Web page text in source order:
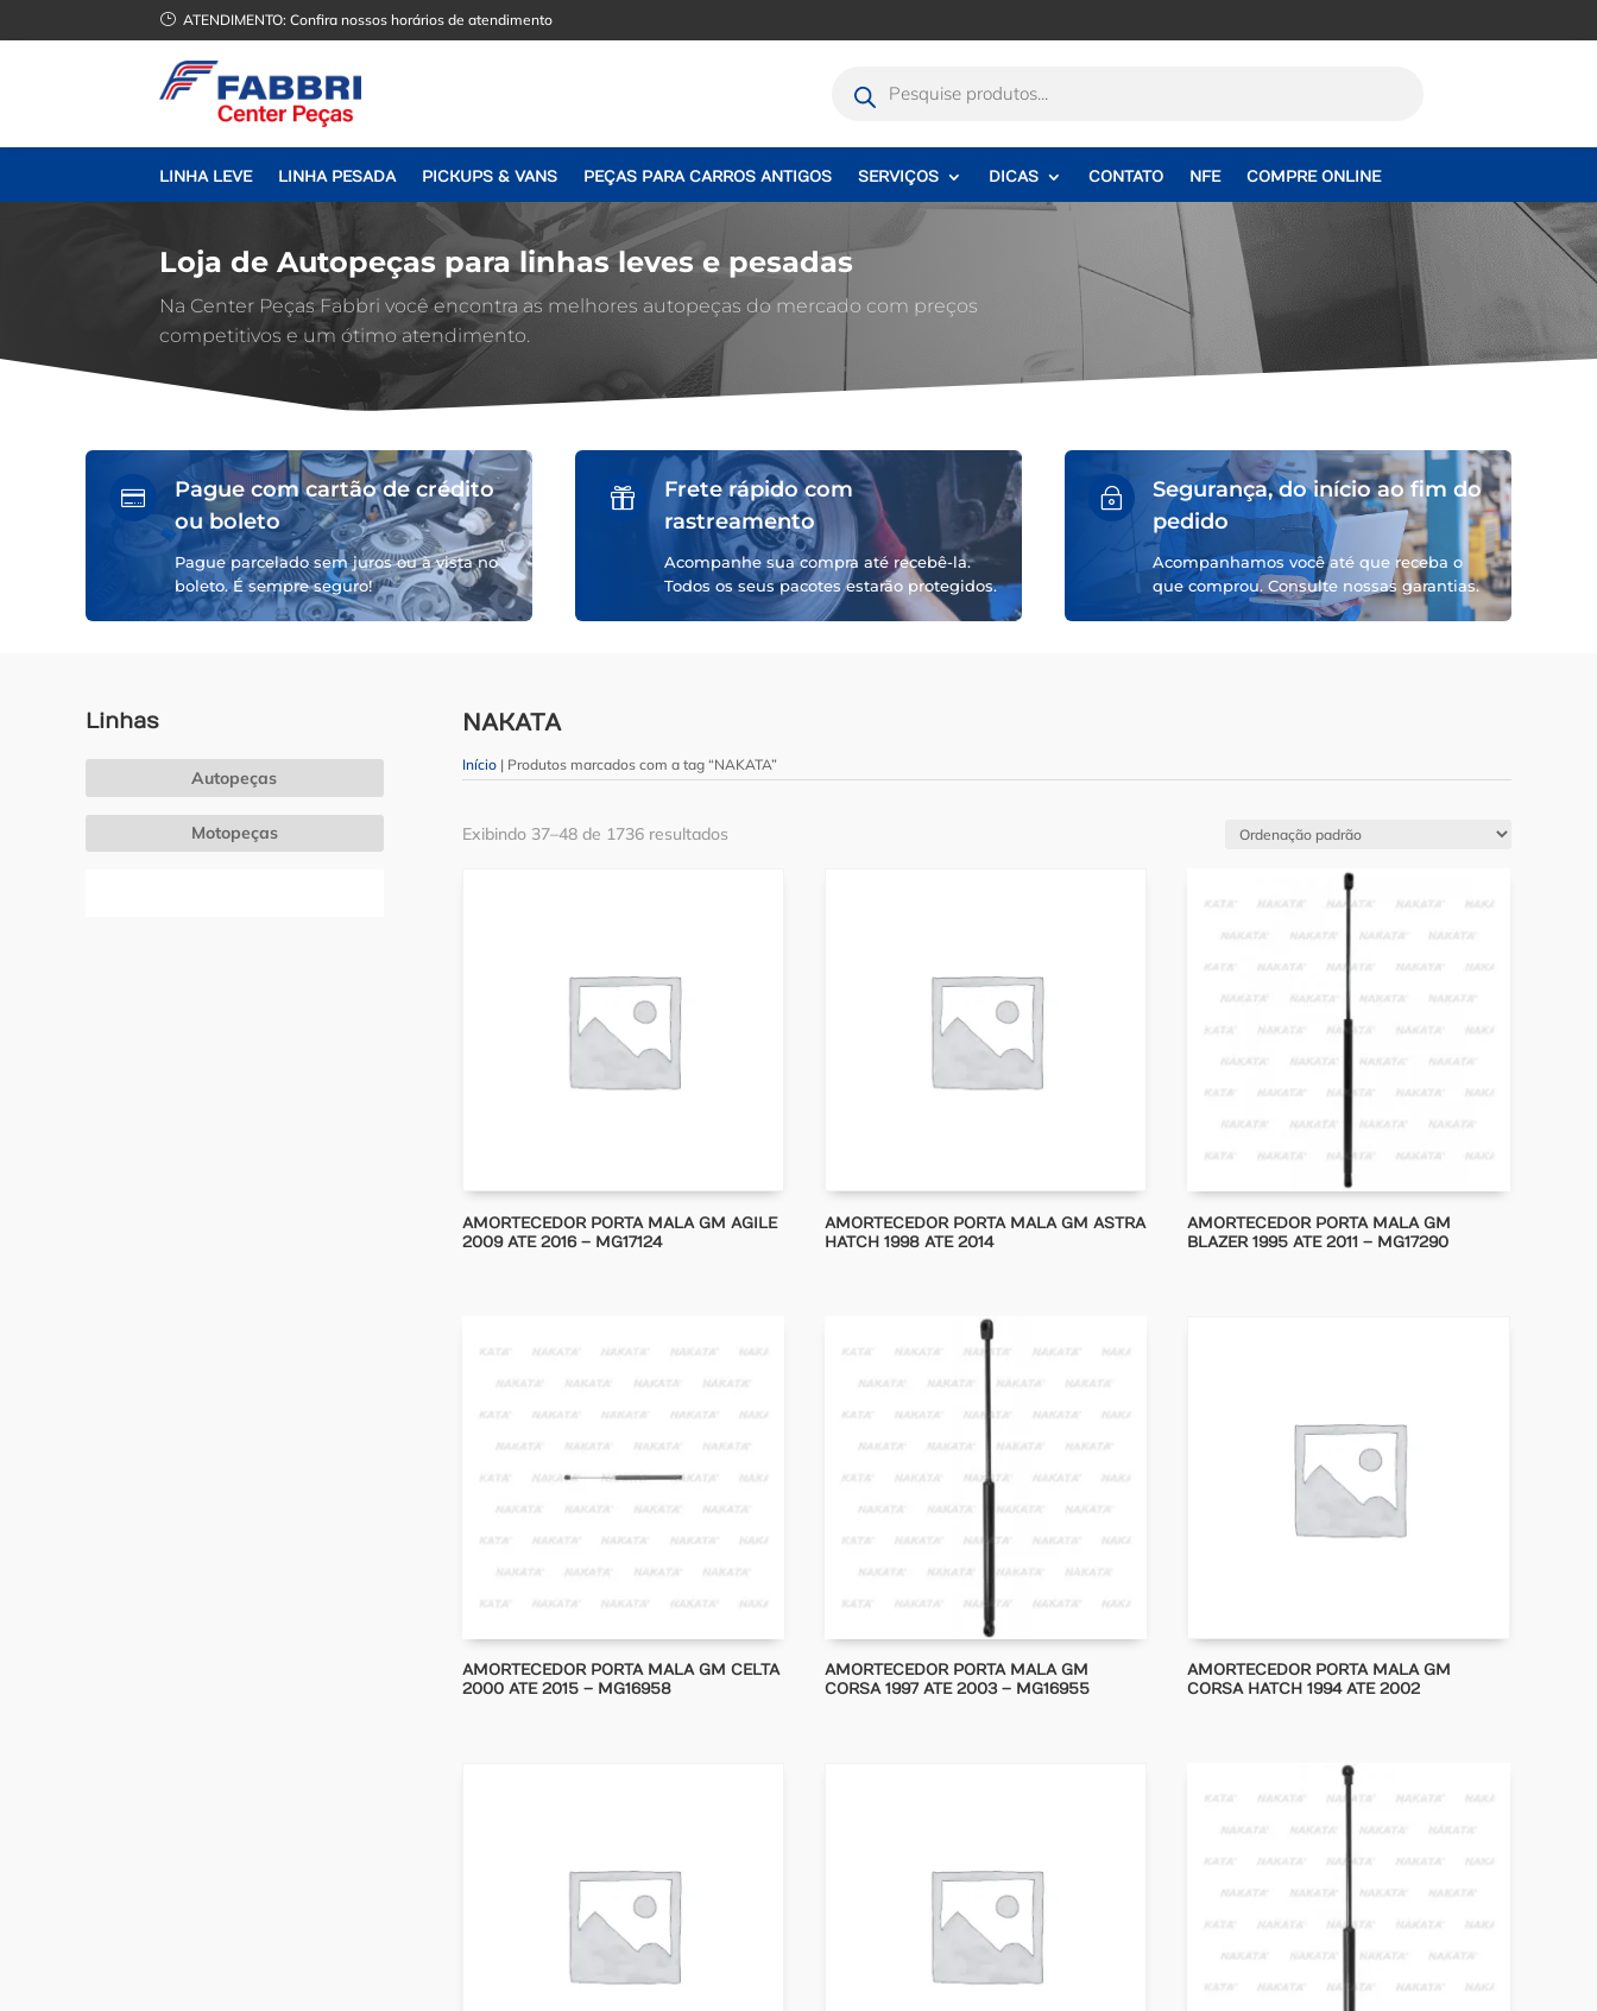
} ATENDIMENTO:Confira nossos horários de atendimento
produtos
LINHA LEVE LINHA PESADA PICKUPS & VANS PEÇAS PARA CARROS ANTIGOS SERVIÇOS DICAS CONTATO NFE COMPRE ONLINE
Loja de Autopeças para linhas leves e pesadas
Na Center Peças Fabbri você encontra as melhores autopeças do mercado com preços
competitivos e um ótimo atendimento.

Pague com cartão de crédito
ou boleto
Pague parcelado sem juros ou à vista no
boleto. É sempre seguro!

Frete rápido com
rastreamento
Acompanhe sua compra até recebê-la.
Todos os seus pacotes estarão protegidos.
~
Segurança, do início ao fim do
pedido
Acompanhamos você até que receba o
que comprou. Consulte nossas garantias.
Linhas
Autopeças
Motopeças
NAKATA
Início| Produtos marcados com a tag “NAKATA”
Exibindo 37–48 de 1736 resultados
AMORTECEDOR PORTA MALA GM AGILE
2009 ATE 2016 – MG17124
AMORTECEDOR PORTA MALA GM ASTRA
HATCH 1998 ATE 2014
AMORTECEDOR PORTA MALA GM
BLAZER 1995 ATE 2011 – MG17290
AMORTECEDOR PORTA MALA GM CELTA
2000 ATE 2015 – MG16958
AMORTECEDOR PORTA MALA GM
CORSA 1997 ATE 2003 – MG16955
AMORTECEDOR PORTA MALA GM
CORSA HATCH 1994 ATE 2002